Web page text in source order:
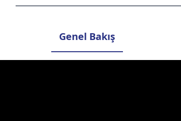
Genel Bakış